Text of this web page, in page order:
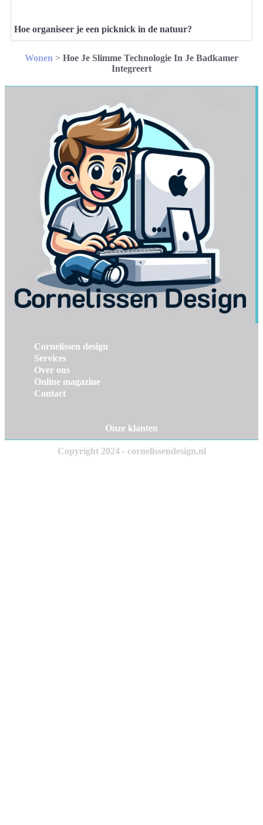
Hoe organiseer je een picknick in de natuur?
Wonen > Hoe Je Slimme Technologie In Je Badkamer
Integreert
Cornelissen design
Services
Over ons
Online magazine
Contact
Onze klanten
Copyright 2024 - cornelissendesign.nl